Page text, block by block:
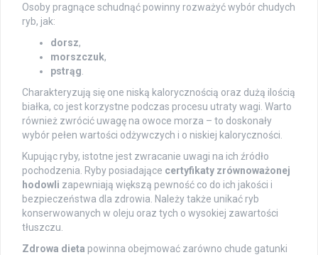
Osoby pragnące schudnąć powinny rozważyć wybór chudych
ryb, jak:
dorsz,
morszczuk,
pstrąg
Charakteryzują się one niską kalorycznością oraz dużą ilością
białka, co jest korzystne podczas procesu utraty wagi. Warto
również zwrócić uwagę na owoce morza – to doskonały
wybór pełen wartości odżywczych i o niskiej kaloryczności.
Kupując ryby, istotne jest zwracanie uwagi na ich źródło
pochodzenia. Ryby posiadające certyfikaty zrównoważonej
hodowli zapewniają większą pewność co do ich jakości i
bezpieczeństwa dla zdrowia. Należy także unikać ryb
konserwowanych w oleju oraz tych o wysokiej zawartości
tłuszczu.
Zdrowa dieta powinna obejmować zarówno chude gatunki